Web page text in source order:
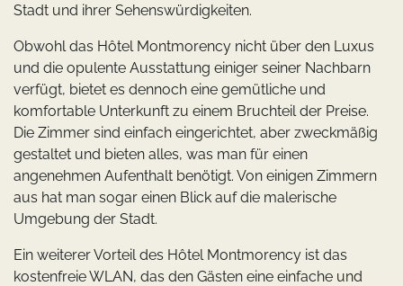
Stadt und ihrer Sehenswürdigkeiten.
Obwohl das Hôtel Montmorency nicht über den Luxus
und die opulente Ausstattung einiger seiner Nachbarn
verfügt, bietet es dennoch eine gemütliche und
komfortable Unterkunft zu einem Bruchteil der Preise.
Die Zimmer sind einfach eingerichtet, aber zweckmäßig
gestaltet und bieten alles, was man für einen
angenehmen Aufenthalt benötigt. Von einigen Zimmern
aus hat man sogar einen Blick auf die malerische
Umgebung der Stadt.
Ein weiterer Vorteil des Hôtel Montmorency ist das
kostenfreie WLAN, das den Gästen eine einfache und